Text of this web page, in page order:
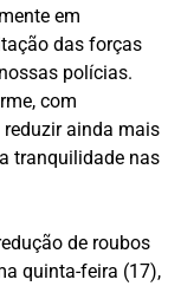
em
das forças
polícias.
com
ainda mais
tranquilidade nas
de roubos
quinta-feira (17),